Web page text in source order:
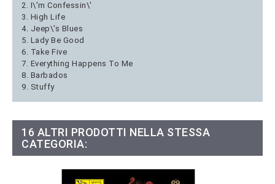
2. I\'m Confessin\'
3. High Life
4. Jeep\'s Blues
5. Lady Be Good
6. Take Five
7. Everything Happens To Me
8. Barbados
9. Stuffy
16 ALTRI PRODOTTI NELLA STESSA
CATEGORIA: